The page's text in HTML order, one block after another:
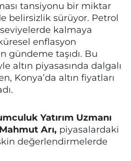
tansiyonu bir miktar
belirsizlik sürüyor. Petrol
kalmaya
enflasyon
gündeme taşıdı. Bu
altın piyasasında dalgalı
Konya’da altın fiyatları
Yatırım Uzmanı
Arı, piyasalardaki
değerlendirmelerde